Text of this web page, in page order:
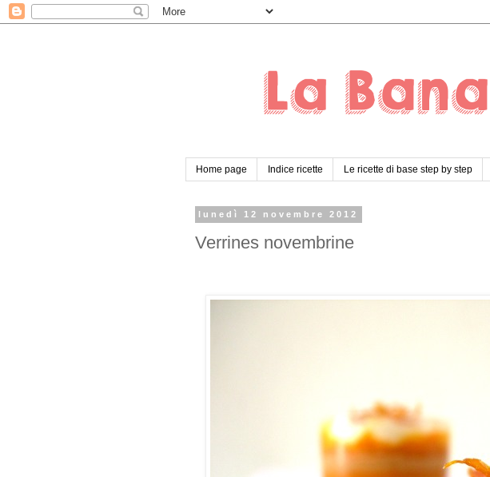
Home page Indice ricette Le ricette di base step by step
lunedì 12 novembre 2012
Verrines novembrine